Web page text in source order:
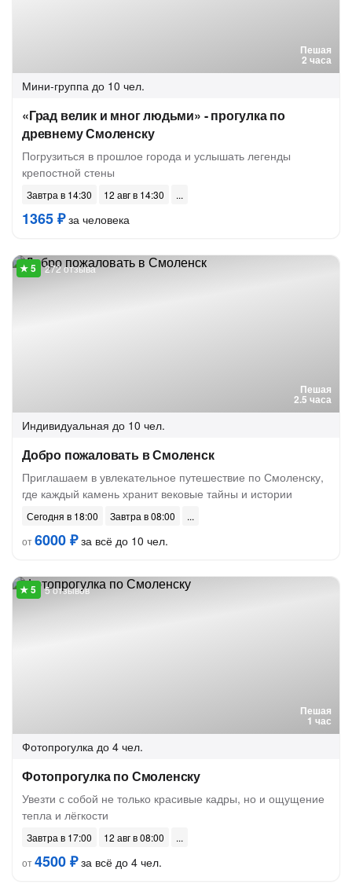
Пешая
2 часа
Мини-группа до 10 чел.
«Град велик и мног людьми» - прогулка по
древнему Смоленску
Погрузиться в прошлое города и услышать легенды
крепостной стены
Завтра в 14:30 12 авг в 14:30
1365 ₽за человека
Пешая
2.5 часа
272 отзыва
Индивидуальная до 10 чел.
Добро пожаловать в Смоленск
Приглашаем в увлекательное путешествие по Смоленску,
где каждый камень хранит вековые тайны и истории
Сегодня в 18:00
Завтра в 08:00
от6000 ₽за всё до 10 чел.
Пешая
1 час
5 отзывов
Фотопрогулка до 4 чел.
Фотопрогулка по Смоленску
Увезти с собой не только красивые кадры, но и ощущение
тепла и лёгкости
Завтра в 17:00
12 авг в 08:00
от4500 ₽за всё до 4 чел.